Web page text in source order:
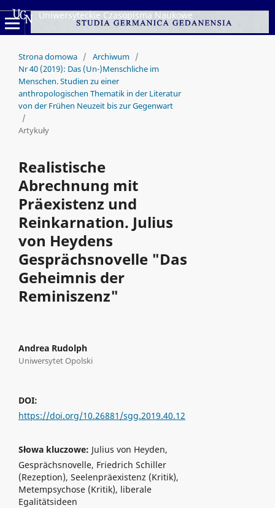
Uniwersyteckie Czasopisma Naukowe
Strona domowa / Archiwum /
Nr 40 (2019): Das (Un-)Menschliche im
Menschen. Studien zu einer
anthropologischen Thematik in der Literatur
von der Frühen Neuzeit bis zur Gegenwart
/
Artykuły
Realistische
Abrechnung mit
Präexistenz und
Reinkarnation. Julius
von Heydens
Gesprächsnovelle "Das
Geheimnis der
Reminiszenz"
Andrea Rudolph
Uniwersytet Opolski
DOI:
https://doi.org/10.26881/sgg.2019.40.12
Słowa kluczowe: Julius von Heyden,
Gesprächsnovelle, Friedrich Schiller
(Rezeption), Seelenpräexistenz (Kritik),
Metempsychose (Kritik), liberale
Egalitätsideen